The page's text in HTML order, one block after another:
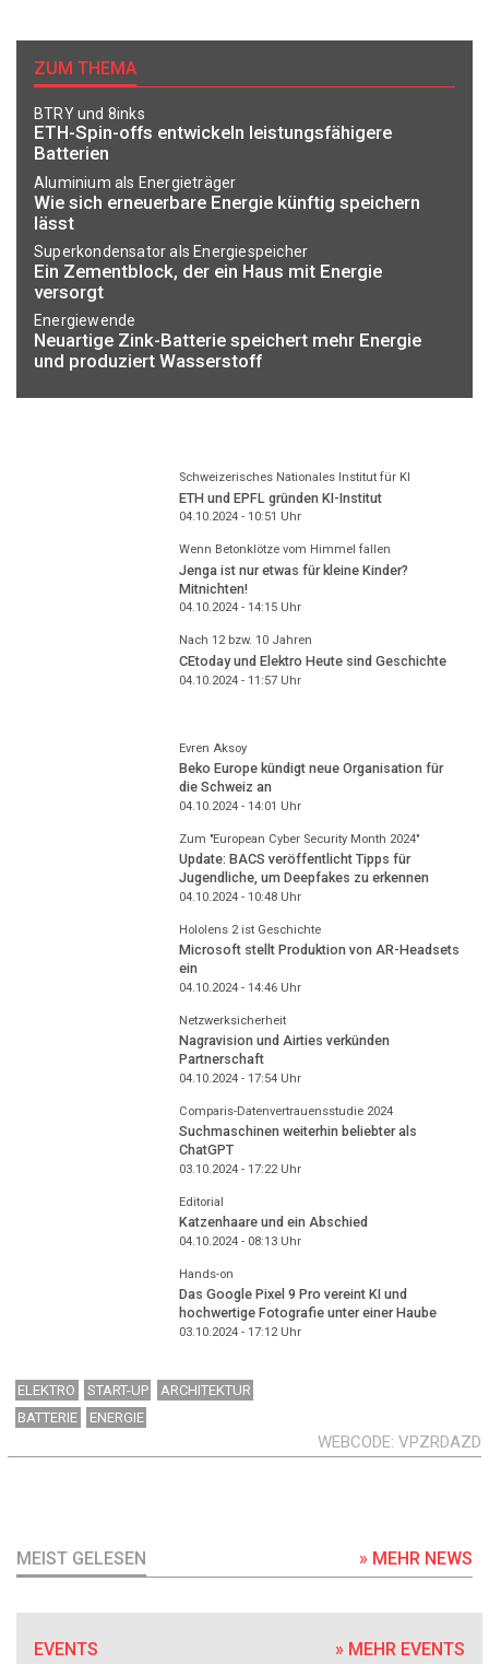
ZUM THEMA
BTRY und 8inks
ETH-Spin-offs entwickeln leistungsfähigere
Batterien
Aluminium als Energieträger
Wie sich erneuerbare Energie künftig speichern
lässt
Superkondensator als Energiespeicher
Ein Zementblock, der ein Haus mit Energie
versorgt
Energiewende
Neuartige Zink-Batterie speichert mehr Energie
und produziert Wasserstoff
Schweizerisches Nationales Institut für KI
ETH und EPFL gründen KI-Institut
04.10.2024 - 10:51 Uhr
Wenn Betonklötze vom Himmel fallen
Jenga ist nur etwas für kleine Kinder?
Mitnichten!
04.10.2024 - 14:15Uhr
Nach 12 bzw. 10 Jahren
CEtoday und Elektro Heute sind Geschichte
04.10.2024 - 11:57Uhr
Evren Aksoy
Beko Europe kündigt neue Organisation für
die Schweiz an
04.10.2024 - 14:01 Uhr
Zum "European Cyber Security Month 2024"
Update: BACS veröffentlicht Tipps für
Jugendliche, um Deepfakes zu erkennen
04.10.2024 - 10:48Uhr
Hololens 2 ist Geschichte
Microsoft stellt Produktion von AR-Headsets
ein
04.10.2024 - 14:46Uhr
Netzwerksicherheit
Nagravision und Airties verkünden
Partnerschaft
04.10.2024 - 17:54Uhr
Comparis-Datenvertrauensstudie 2024
Suchmaschinen weiterhin beliebter als
ChatGPT
03.10.2024 - 17:22Uhr
Editorial
Katzenhaare und ein Abschied
04.10.2024 - 08:13Uhr
Hands-on
Das Google Pixel 9 Pro vereint KI und
hochwertige Fotografie unter einer Haube
03.10.2024 - 17:12Uhr
ELEKTRO START-UP
ARCHITEKTUR
BATTERIE
ENERGIE
WEBCODE VPZRDAZD
MEIST GELESEN » MEHR NEWS
EVENTS » MEHR EVENTS